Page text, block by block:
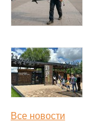
Все новости